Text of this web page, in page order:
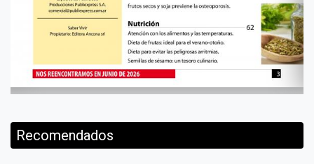
Recomendados